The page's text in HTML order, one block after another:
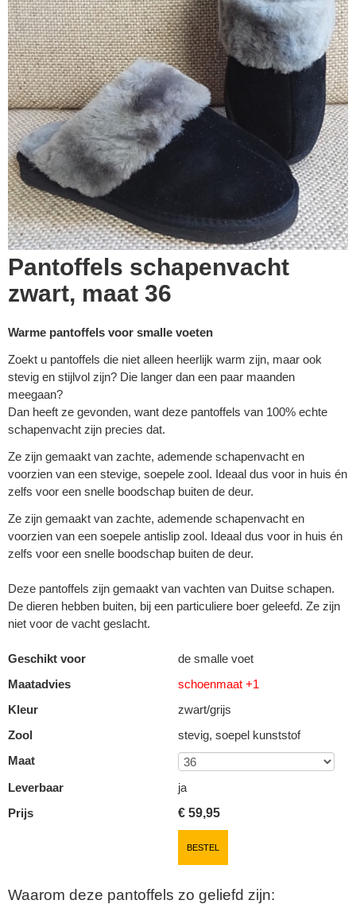
Pantoffels schapenvacht
zwart, maat 36
Warme pantoffels voor smalle voeten
Zoekt u pantoffels die niet alleen heerlijk warm zijn, maar ook
stevig en stijlvol zijn? Die langer dan een paar maanden
meegaan?
Dan heeft ze gevonden, want deze pantoffels van 100% echte
schapenvacht zijn precies dat.
Ze zijn gemaakt van zachte, ademende schapenvacht en
voorzien van een stevige, soepele zool. Ideaal dus voor in huis én
zelfs voor een snelle boodschap buiten de deur.
Ze zijn gemaakt van zachte, ademende schapenvacht en
voorzien van een soepele antislip zool. Ideaal dus voor in huis én
zelfs voor een snelle boodschap buiten de deur.
Deze pantoffels zijn gemaakt van vachten van Duitse schapen.
De dieren hebben buiten, bij een particuliere boer geleefd. Ze zijn
niet voor de vacht geslacht.
Geschikt voor
de smalle voet
Maatadvies
schoenmaat +1
Kleur
zwart/grijs
Zool
stevig, soepel kunststof
Maat
Leverbaar
ja
Prijs
€ 59,95
BESTEL
Waarom deze pantoffels zo geliefd zijn: